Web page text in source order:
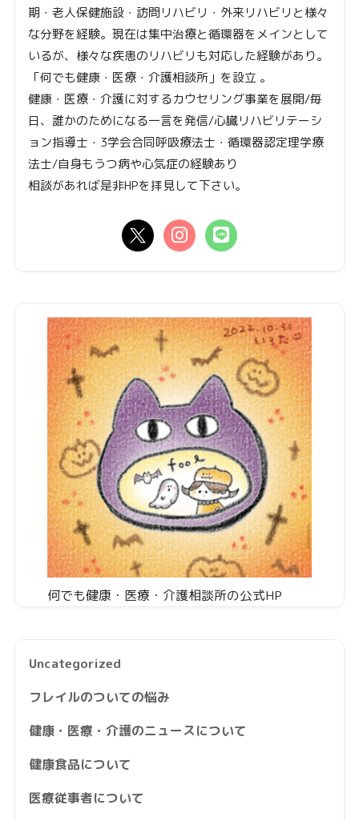
期・老人保健施設・訪問リハビリ・外来リハビリと様々
な分野を経験。現在は集中治療と循環器をメインとして
いるが、様々な疾患のリハビリも対応した経験があり。
「何でも健康・医療・介護相談所」を設立 。
健康・医療・介護に対するカウセリング事業を展開/毎
日、誰かのためになる一言を発信/心臓リハビリテーシ
ョン指導士・3学会合同呼吸療法士・循環器認定理学療
法士/自身もうつ病や心気症の経験あり
相談があれば是非HPを拝見して下さい。
何でも健康・医療・介護相談所の公式HP
Uncategorized
フレイルのついての悩み
健康・医療・介護のニュースについて
健康食品について
医療従事者について